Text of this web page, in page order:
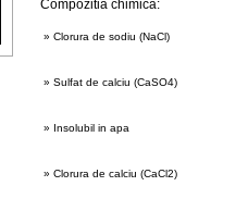
Compozitia chimica:
» Clorura de sodiu (NaCl)
» Sulfat de calciu (CaSO4)
» Insolubil in apa
» Clorura de calciu (CaCl2)